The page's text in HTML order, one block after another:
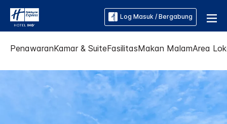
Log Masuk / Bergabung
PenawaranKamar & SuiteFasilitasMakan MalamArea